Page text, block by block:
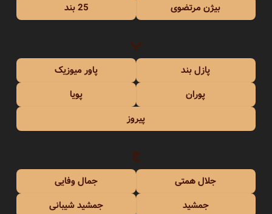
بیژن مرتضوی
25 بند
پ
پازل بند
پاور میوزیک
پوران
پویا
پیروز
ج
جلال همتی
جمال وفایی
جمشید
جمشید شیبانی